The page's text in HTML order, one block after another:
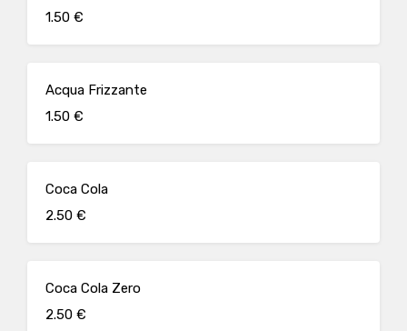
1.50 €
Acqua Frizzante
1.50 €
Coca Cola
2.50 €
Coca Cola Zero
2.50 €